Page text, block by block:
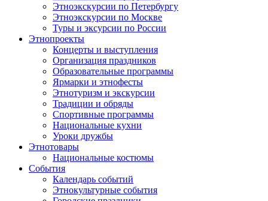
Этноэкскурсии по Петербургу
Этноэкскурсии по Москве
Туры и эксурсии по России
Этнопроекты
Концерты и выступления
Организация праздников
Образовательные программы
Ярмарки и этнофесты
Этнотуризм и экскурсии
Традиции и обряды
Спортивные программы
Национальные кухни
Уроки дружбы
Этнотовары
Национальные костюмы
События
Календарь событий
Этнокультурные события